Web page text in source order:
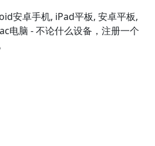
安卓手机, iPad平板, 安卓平板,
电脑 - 不论什么设备，注册一个